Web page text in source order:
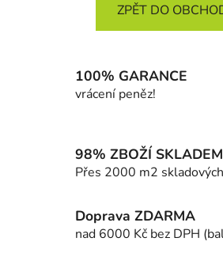
ZPĚT DO
100% GARANCE
vrácení peněz!
98% ZBOŽÍ
Přes 2000 m2
Doprava ZDARMA
nad 6000 Kč bez DPH